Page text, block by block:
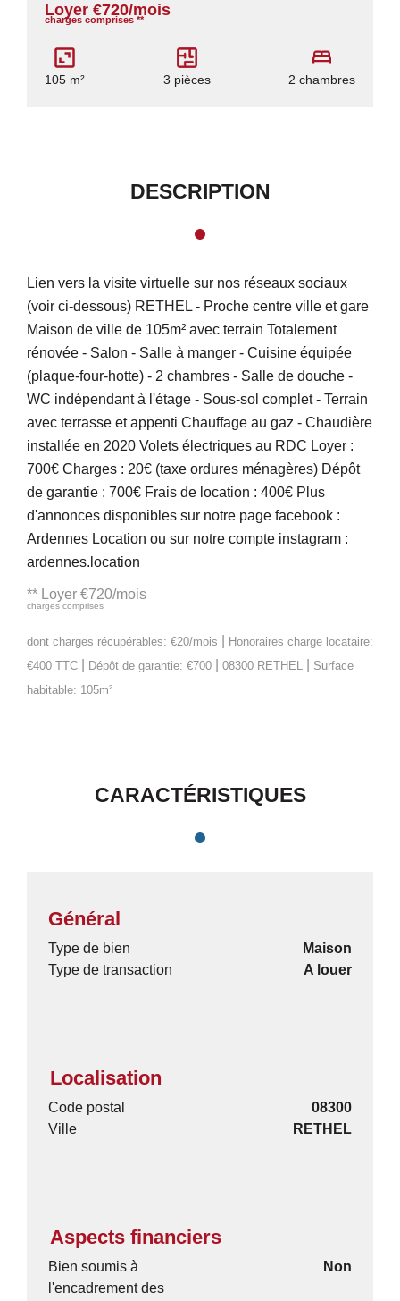
Loyer €720/mois
charges comprises **
105 m² 3 pièces 2 chambres
DESCRIPTION
Lien vers la visite virtuelle sur nos réseaux sociaux
(voir ci-dessous) RETHEL - Proche centre ville et gare
Maison de ville de 105m² avec terrain Totalement
rénovée - Salon - Salle à manger - Cuisine équipée
(plaque-four-hotte) - 2 chambres - Salle de douche -
WC indépendant à l'étage - Sous-sol complet - Terrain
avec terrasse et appenti Chauffage au gaz - Chaudière
installée en 2020 Volets électriques au RDC Loyer :
700€ Charges : 20€ (taxe ordures ménagères) Dépôt
de garantie : 700€ Frais de location : 400€ Plus
d'annonces disponibles sur notre page facebook :
Ardennes Location ou sur notre compte instagram :
ardennes.location
** Loyer €720/mois
charges comprises
dont charges récupérables: €20/mois
Honoraires charge locataire:
€400 TTC
Dépôt de garantie: €700 08300 RETHEL
Surface
habitable: 105m²
CARACTÉRISTIQUES
Général
Type de bien
Maison
Type de transaction
A louer
Localisation
Code postal
08300
Ville
RETHEL
Aspects financiers
Bien soumis à
l'encadrement des
Non